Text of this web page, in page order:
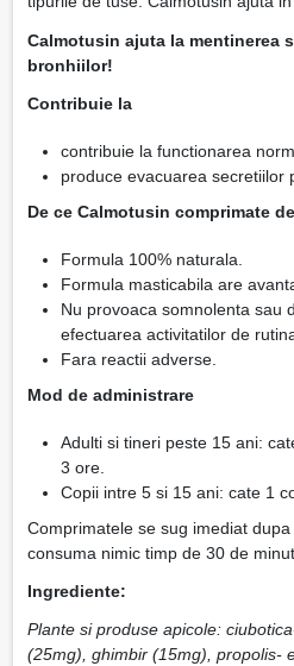
Calmotusin ajuta la mentinerea
bronhiilor!
Contribuie la
contribuie la functionarea
produce evacuarea secretiilor
De ce Calmotusin comprimate
Formula 100% naturala.
Formula masticabila are
Nu provoaca somnolenta sau
efectuarea activitatilor de
Fara reactii adverse.
Mod de administrare
Adulti si tineri peste 15 ani:
3 ore.
Copii intre 5 si 15 ani: cate 1
Comprimatele se sug imediat
consuma nimic timp de 30 de
Ingrediente:
Plante si produse apicole:
(25mg), ghimbir (15mg), propolis-